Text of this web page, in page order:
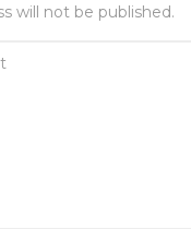
will not be published.